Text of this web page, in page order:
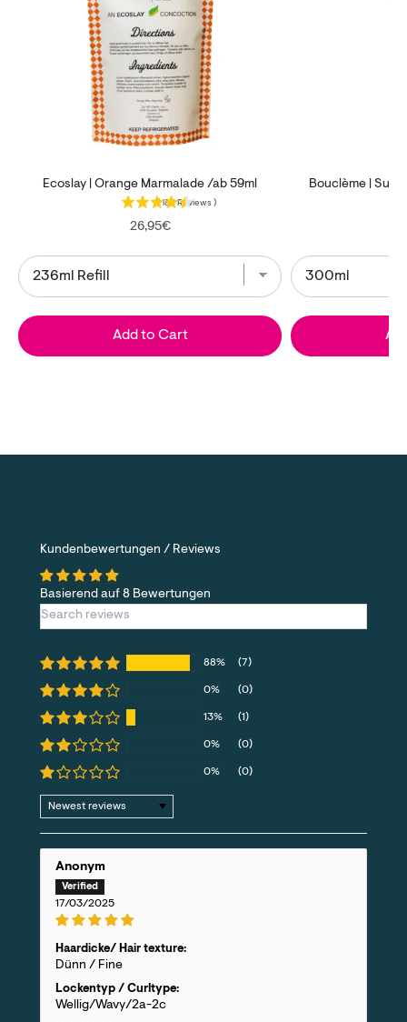
Ecoslay | Orange Marmalade /ab 59ml
185 Reviews )
Price
26,95€
Add to Cart
Bouclème |
Kundenbewertungen / Reviews
Basierend auf 8 Bewertungen
88% (7)
0% (0)
13% (1)
0% (0)
0% (0)
Sort by
Anonym
17/03/2025
Haardicke/ Hair texture:
Dünn / Fine
Lockentyp / Curltype:
Wellig/Wavy/2a-2c